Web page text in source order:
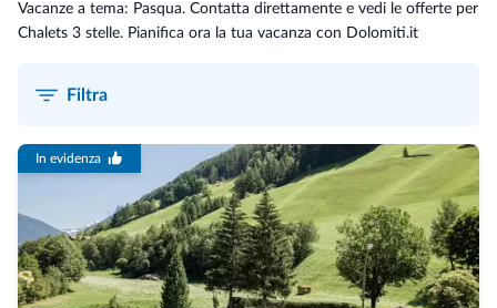
Vacanze a tema: Pasqua. Contatta direttamente e vedi le offerte per
Chalets 3 stelle. Pianifica ora la tua vacanza con Dolomiti.it
Filtra
In evidenza